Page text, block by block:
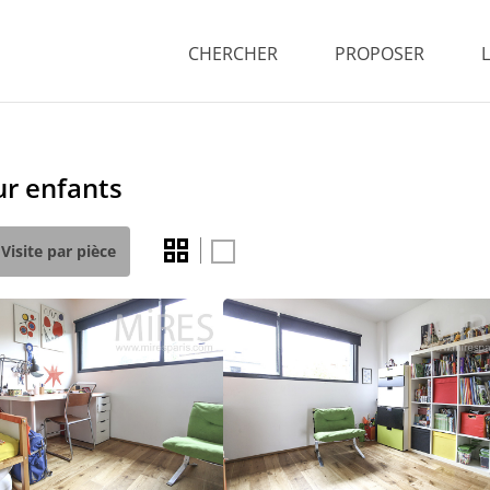
CHERCHER PROPOSER
enfants
Visite par pièce